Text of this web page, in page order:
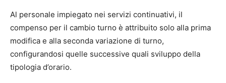
Al personale impiegato nei servizi continuativi, il
compenso per il cambio turno è attribuito solo alla prima
modifica e alla seconda variazione di turno,
configurandosi quelle successive quali sviluppo della
tipologia d’orario.